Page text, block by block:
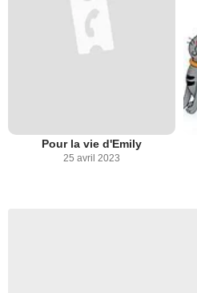
Pour la vie d'Emily
25 avril 2023